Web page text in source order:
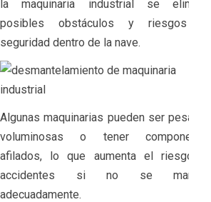
la maquinaria industrial se eliminan
posibles obstáculos y riesgos de
seguridad dentro de la nave.
Algunas maquinarias pueden ser pesadas,
voluminosas o tener componentes
afilados, lo que aumenta el riesgo de
accidentes si no se manejan
adecuadamente.